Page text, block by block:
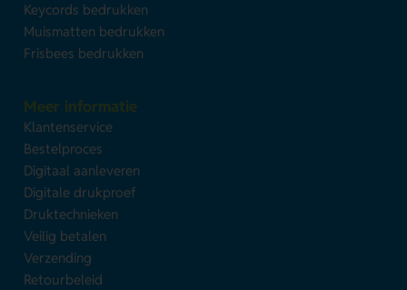
Keycords bedrukken
Muismatten bedrukken
Frisbees bedrukken
Meer informatie
Klantenservice
Bestelproces
Digitaal aanleveren
Digitale drukproef
Druktechnieken
Veilig betalen
Verzending
Retourbeleid